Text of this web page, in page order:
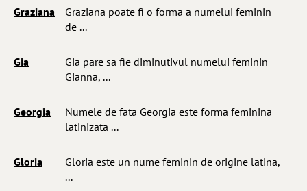
Graziana
Graziana poate fi o forma a numelui feminin
de ...
Gia
Gia pare sa fie diminutivul numelui feminin
Gianna, ...
Georgia
Numele de fata Georgia este forma feminina
latinizata ...
Gloria
Gloria este un nume feminin de origine latina,
...